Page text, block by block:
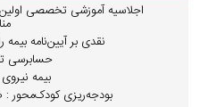
اجلاسیه آموزشی تخصصی
نقدی بر آیین‌نامه بیمه
حسابرسی
بیمه
بودجه‌ریزی کودک‌محور :